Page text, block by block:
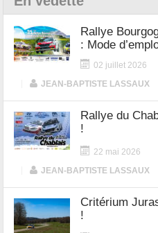
Rallye
: Mode
02 juillet 2026
JEAN-BAPTISTE LASSAUX
Rallye du
!
22 mai 2026
JEAN-BAPTISTE LASSAUX
Critérium
!